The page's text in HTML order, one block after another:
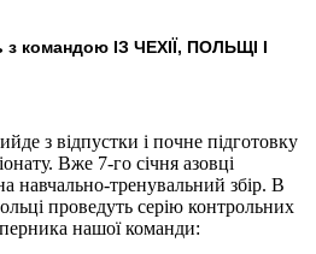
з командою ІЗ ЧЕХІЇ, ПОЛЬЩІ І
з відпустки і почне підготовку
Вже 7-го січня азовці
навчально-тренувальний збір. В
проведуть серію контрольних
нашої команди: